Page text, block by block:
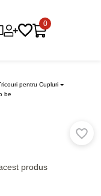
0
pentru Cupluri
be
produs